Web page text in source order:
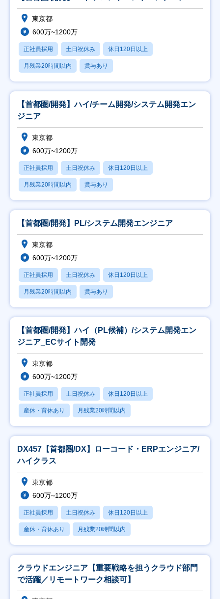
東京都
600万~1200万
正社員採用 土日祝休み 休日120日以上
月残業20時間以内 賞与あり
【首都圏/開発】ハイ/チーム開発/システム開発エン
ジニア
東京都
600万~1200万
正社員採用 土日祝休み 休日120日以上
月残業20時間以内 賞与あり
【首都圏/開発】PL/システム開発エンジニア
東京都
600万~1200万
正社員採用 土日祝休み 休日120日以上
月残業20時間以内 賞与あり
【首都圏/開発】ハイ（PL候補）/システム開発エン
ジニア_ECサイト開発
東京都
600万~1200万
正社員採用 土日祝休み 休日120日以上
産休・育休あり 月残業20時間以内
DX457【首都圏/DX】ローコード・ERPエンジニア/
ハイクラス
東京都
600万~1200万
正社員採用 土日祝休み 休日120日以上
産休・育休あり 月残業20時間以内
クラウドエンジニア【重要戦略を担うクラウド部門
で活躍／リモートワーク相談可】